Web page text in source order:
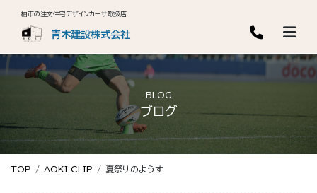
柏市の注文住宅デザインカーサ取扱店
青木建設株式会社
BLOG
ブログ
TOP AOKI CLIP 夏祭りのようす